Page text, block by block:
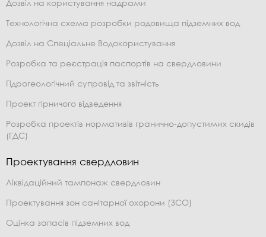
Дозвіл на користування надрами
Технологічна схема розробки родовища підземних вод
Дозвіл на Спеціальне Водокористування
Розробка та реєстрація паспортів на свердловини
Гідрогеологічний супровід та звітність
Проект гірничого відведення
Розробка проектів нормативів гранично-допустимих скидів
(ГДС)
Проектування свердловин
Ліквідаційний тампонаж свердловин
Проектування зон санітарної охорони (ЗСО)
Оцінка запасів підземних вод